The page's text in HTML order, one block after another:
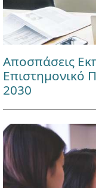
Αποσπάσεις
Επιστημονικό
2030